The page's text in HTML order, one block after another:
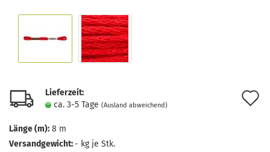
Lieferzeit:
ca. 3-5 Tage (Ausland abweichend)
Länge (m): 8 m
Versandgewicht:- kg je Stk.